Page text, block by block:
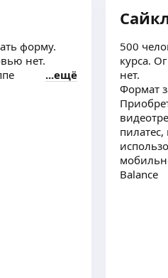
форму.
нет.
ещё
500
курса.
нет.
Формат
Balance